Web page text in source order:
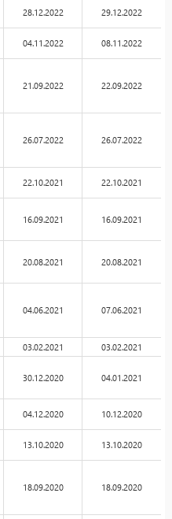
28.12.2022 29.12.2022
04.11.2022 08.11.2022
21.09.2022 22.09.2022
26.07.2022 26.07.2022
22.10.2021 22.10.2021
16.09.2021 16.09.2021
20.08.2021 20.08.2021
04.06.2021 07.06.2021
03.02.2021
03.02.2021
30.12.2020 04.01.2021
04.12.2020 10.12.2020
13.10.2020 13.10.2020
18.09.2020 18.09.2020